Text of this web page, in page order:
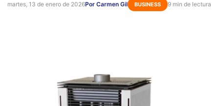
martes, 13 de enero de 2026Por Carmen Gil BUSINESS 9 min de lectura